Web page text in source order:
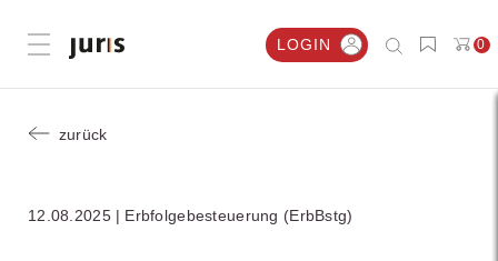
Menü öffnen LOGIN 0
zurück
12.08.2025 Erbfolgebesteuerung (ErbBstg)